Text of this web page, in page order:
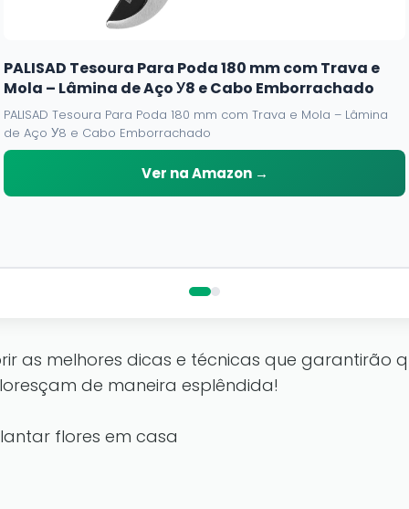
PALISAD Tesoura Para Poda 180 mm com Trava e
Mola – Lâmina de Aço У8 e Cabo Emborrachado
PALISAD Tesoura Para Poda 180 mm com Trava e Mola – Lâmina
de Aço У8 e Cabo Emborrachado
Ver na Amazon →
as melhores dicas e técnicas que garantirão
de maneira esplêndida!